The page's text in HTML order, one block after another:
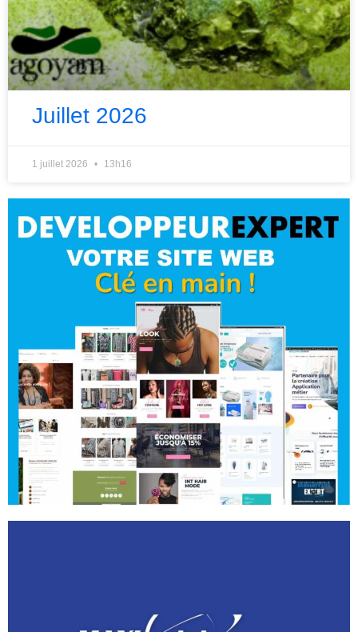
Juillet 2026
1 juillet 2026 13h16